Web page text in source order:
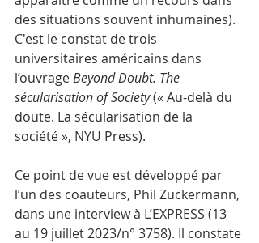
des situations souvent inhumaines).
C'est le constat de trois
universitaires américains dans
l’ouvrage Beyond Doubt. The
sécularisation of Society (« Au-delà du
doute. La sécularisation de la
société », NYU Press).
Ce point de vue est développé par
l’un des coauteurs, Phil Zuckermann,
dans une interview à L’EXPRESS (13
au 19 juillet 2023/n° 3758). Il constate